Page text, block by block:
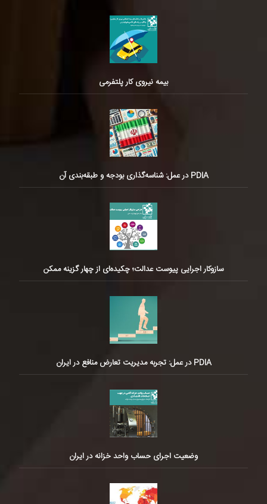
بیمه نیروی کار پلتفرمی
PDIA در عمل: شناسه‌گذاری بودجه و طبقه‌بندی آن
سازوکار اجرایی پیوست عدالت؛ چکیده‌ای از چهار گزینه ممکن
PDIA در عمل: تجربه مدیریت تعارض منافع در ایران
وضعیت اجرای حساب واحد خزانه در ایران